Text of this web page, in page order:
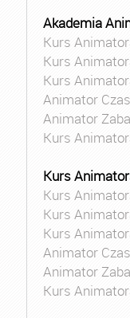
Akademia
Kurs
Kurs
Kurs
Animator
Animator
Kurs
Kurs
Kurs
Kurs
Kurs
Animator
Animator
Kurs